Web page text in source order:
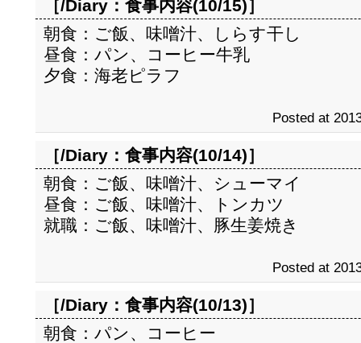
［/Diary： 食事内容(10/15)］
朝食：ご飯、味噌汁、しらす干し
昼食：パン、コーヒー牛乳
夕食：海老ピラフ
Posted at
［/Diary： 食事内容(10/14)］
朝食：ご飯、味噌汁、シューマイ
昼食：ご飯、味噌汁、トンカツ
就職：ご飯、味噌汁、豚生姜焼き
Posted at
［/Diary： 食事内容(10/13)］
朝食：パン、コーヒー